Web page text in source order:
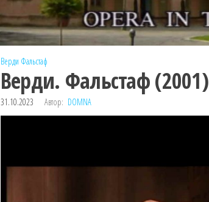
Верди Фальстаф
Верди. Фальстаф (2001)
31.10.2023 Автор: DOMNA